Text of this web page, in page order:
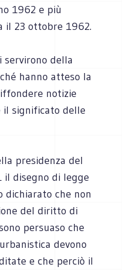
1962 e più
il 23 ottobre 1962.
servirono della
hanno atteso la
notizie
il significato delle
presidenza del
il disegno di legge
dichiarato che non
del diritto di
persuaso che
devono
e che perciò il